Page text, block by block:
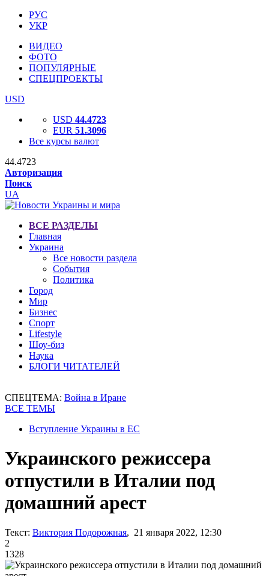
РУС
УКР
ВИДЕО
ФОТО
ПОПУЛЯРНЫЕ
СПЕЦПРОЕКТЫ
USD
USD 44.4723
EUR 51.3096
Все курсы валют
44.4723
Авторизация
Поиск
UA
ВСЕ РАЗДЕЛЫ
Главная
Украина
Все новости раздела
События
Политика
Город
Мир
Бизнес
Спорт
Lifestyle
Шоу-биз
Наука
БЛОГИ ЧИТАТЕЛЕЙ
СПЕЦТЕМА: Война в Иране
ВСЕ ТЕМЫ
Вступление Украины в ЕС
Украинского режиссера
отпустили в Италии под
домашний арест
Текст: Виктория Подорожная, 21 января 2022, 12:30
2
1328